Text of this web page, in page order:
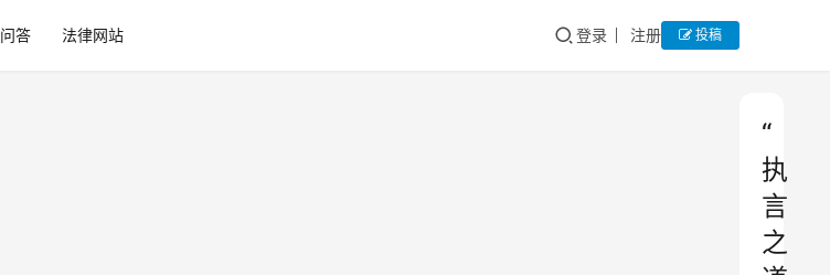
问答 法律网站 登录 注册 投稿
“
执
言
之